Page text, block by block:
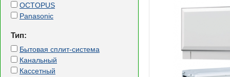
OCTOPUS
Panasonic
Тип:
Бытовая сплит-система
Канальный
Кассетный